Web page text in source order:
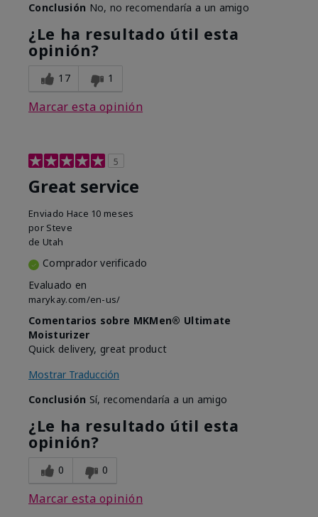
Conclusión No, no recomendaría a un amigo
¿Le ha resultado útil esta
opinión?
17 1
Marcar esta opinión
5
Great service
Enviado Hace 10 meses
por Steve
de Utah
Comprador verificado
Evaluado en
marykay.com/en-us/
Comentarios sobre MKMen® Ultimate
Moisturizer
Quick delivery, great product
Mostrar Traducción
Conclusión Sí, recomendaría a un amigo
¿Le ha resultado útil esta
opinión?
0 0
Marcar esta opinión